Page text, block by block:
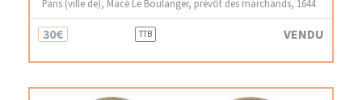
Paris (ville de), Macé Le Boulanger, prévôt des marchands, 1644
30€ TTB VENDU